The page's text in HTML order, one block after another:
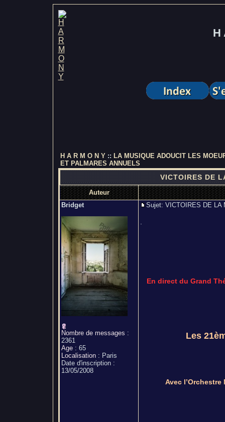
H
H A R M O N Y:: LA MUSIQUE ADOUCIT LES
ET PALMARES ANNUELS
VICTOIRES DE
Auteur
Bridget
Nombre de messages :
2361
Age: 65
Localisation: Paris
Date d'inscription :
13/05/2008
Sujet: VICTOIRES DE
En direct du Grand
Les
Avec